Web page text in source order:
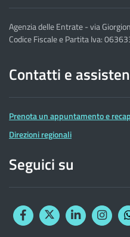
Agenzia delle Entrate - via
Codice Fiscale e Partita Iva:
Contatti e
Prenota un appuntamento e
Direzioni regionali
Seguici su
FacebookTwitterLinkedin